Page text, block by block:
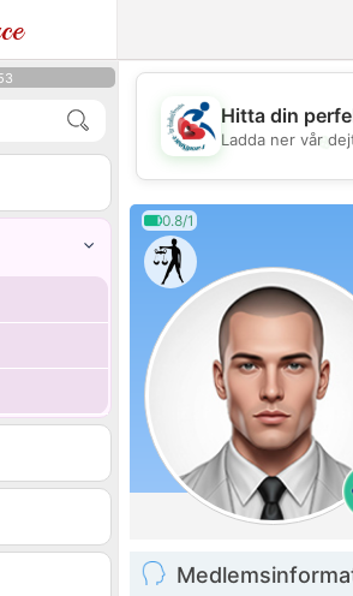
💖
Hitta din
Ladda ner vår
0.8/1